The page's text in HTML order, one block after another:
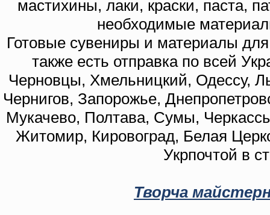
мастихины, лаки, краски, паста,
необходимые
Готовые сувениры и материалы
также есть отправка по всей
Черновцы, Хмельницкий, Одессу,
Чернигов, Запорожье,
Мукачево, Полтава, Сумы,
Житомир, Кировоград, Белая
Укрпочтой в
Творча